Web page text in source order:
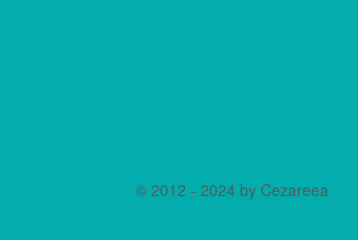
© 2012 - 2024 by Cezareea